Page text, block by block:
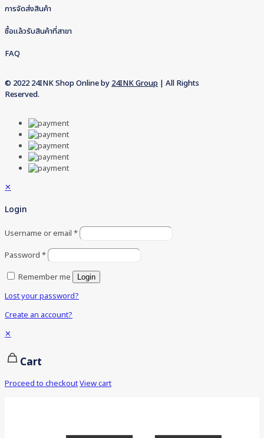
การจัดส่งสินค้า
ซื้อแล้วรับสินค้าที่สาขา
FAQ
© 2022 24INK Shop Online by 24INK Group | All Rights
Reserved.
✕
Login
Username or email *
Password *
Remember me
Login
Lost your password?
Create an account?
✕
Cart
Proceed to checkoutView cart